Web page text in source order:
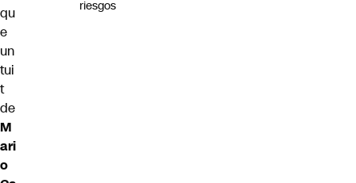
qu
e
un
tui
t
de
M
ari
o
riesgos